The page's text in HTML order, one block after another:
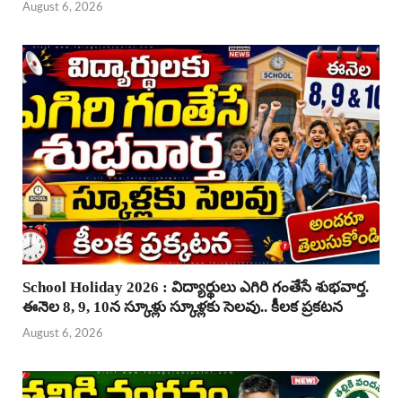
August 6, 2026
School Holiday 2026 : విద్యార్థులు ఎగిరి గంతేసే శుభవార్త.
ఈనెల 8, 9, 10న స్కూళ్లు స్కూళ్లకు సెలవు.. కీలక ప్రకటన
August 6, 2026